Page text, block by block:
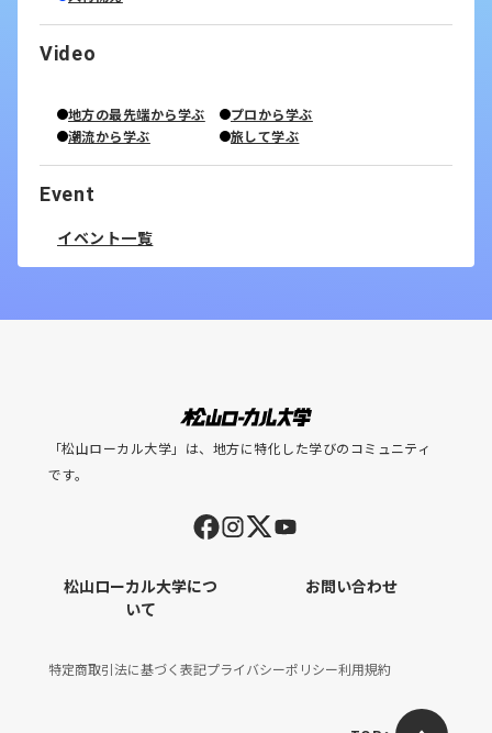
Video
地方の最先端から学ぶ
プロから学ぶ
潮流から学ぶ
旅して学ぶ
Event
イベント一覧
「松山ローカル大学」は、地方に特化した学びのコミュニティ
です。
松山ローカル大学につ
いて
お問い合わせ
特定商取引法に基づく表記プライバシーポリシー利用規約